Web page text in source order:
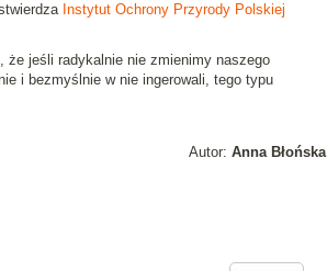
Instytut Ochrony Przyrody Polskiej
jeśli radykalnie nie zmienimy naszego
i bezmyślnie w nie ingerowali, tego typu
Autor: Anna Błońska